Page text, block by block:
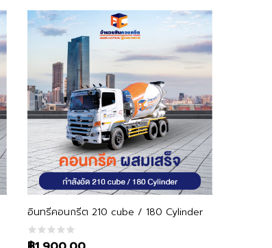
อินทรีคอนกรีต 210 cube / 180 Cylinder
หยิบใส่ตะกร้า